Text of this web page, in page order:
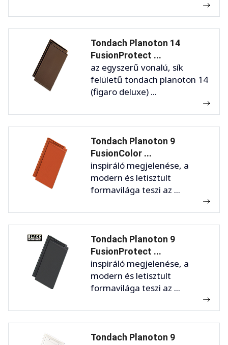
Tondach Planoton 14
FusionProtect ...
az egyszerű vonalú, sík
felületű tondach planoton 14
(figaro deluxe) ...
Tondach Planoton 9
FusionColor ...
inspiráló megjelenése, a
modern és letisztult
formavilága teszi az ...
Tondach Planoton 9
FusionProtect ...
inspiráló megjelenése, a
modern és letisztult
formavilága teszi az ...
Tondach Planoton 9